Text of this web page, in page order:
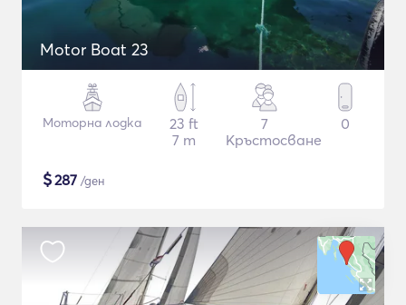
Motor Boat 23
Моторна лодка
23 ft
7 m
7
Кръстосване
0
$287 /ден